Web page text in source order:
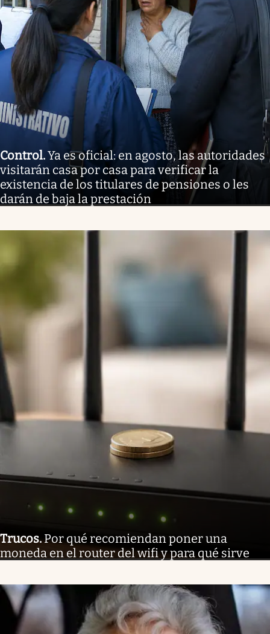
Control.Ya es oficial: en agosto, las autoridades
visitarán casa por casa para verificar la
existencia de los titulares de pensiones o les
darán de baja la prestación
Trucos.Por qué recomiendan poner una
moneda en el router del wifi y para qué sirve